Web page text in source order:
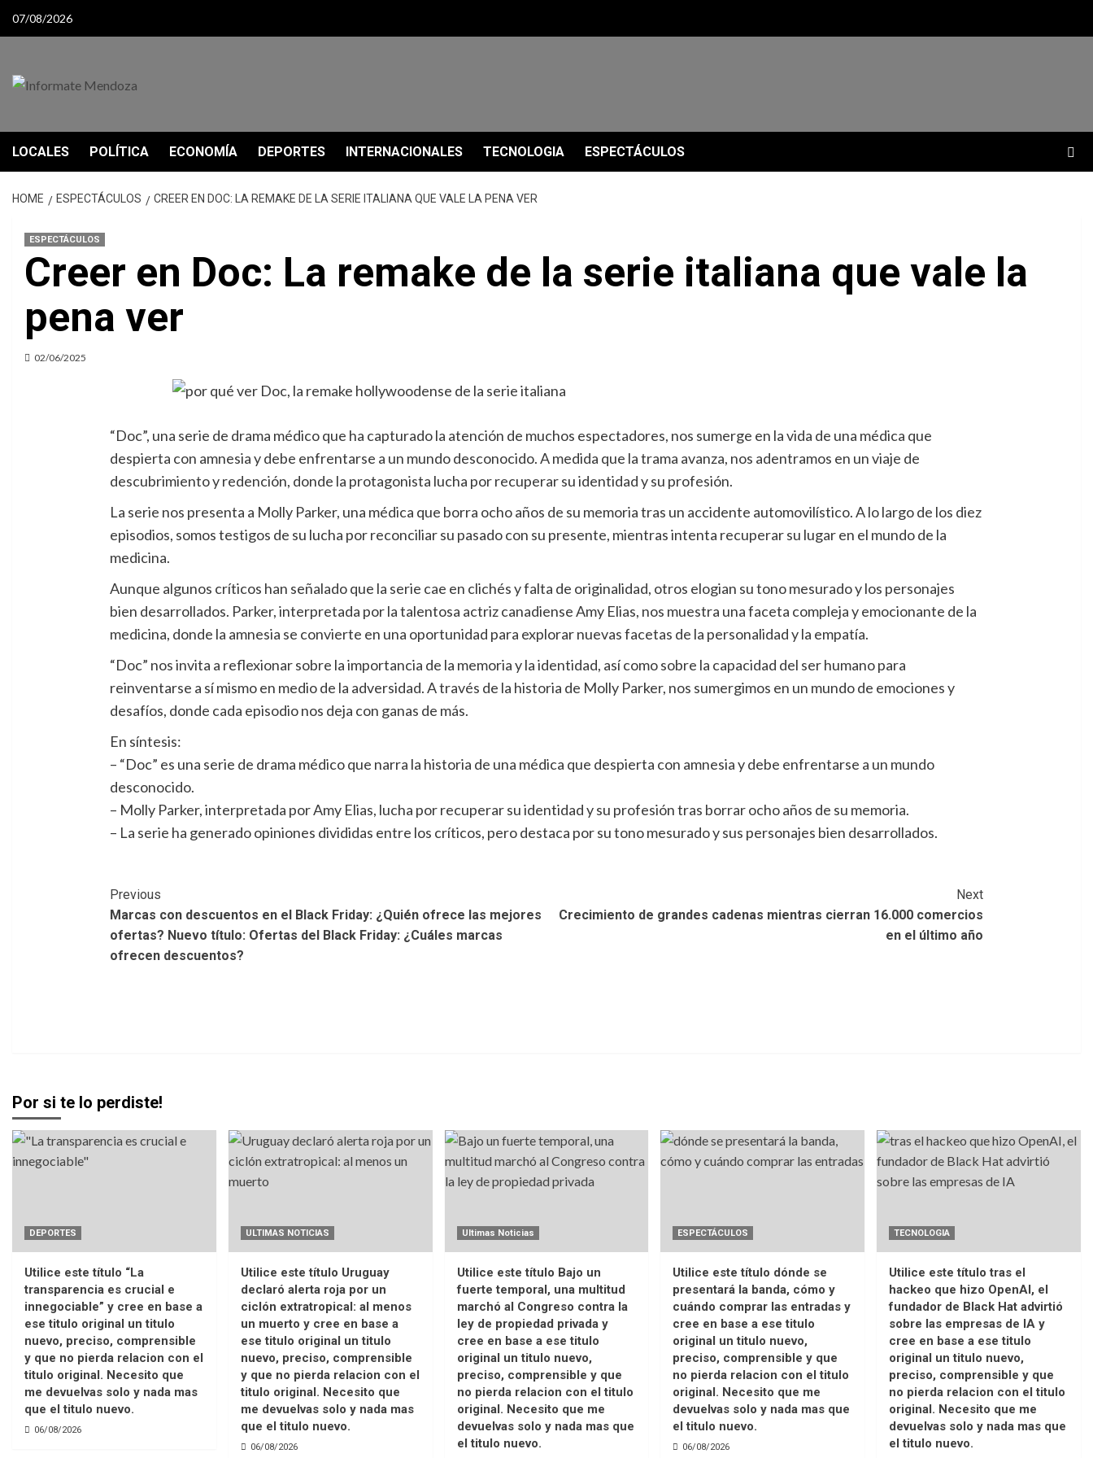
07/08/2026
LOCALES POLÍTICA ECONOMÍA DEPORTES INTERNACIONALES TECNOLOGIA ESPECTÁCULOS
HOME ESPECTÁCULOS CREER EN DOC: LA REMAKE DE LA SERIE ITALIANA QUE VALE LA PENA VER
ESPECTÁCULOS
Creer en Doc: La remake de la serie italiana que vale la
pena ver
02/06/2025
“Doc”, una serie de drama médico que ha capturado la atención de muchos espectadores, nos sumerge en la vida de una médica que
despierta con amnesia y debe enfrentarse a un mundo desconocido. A medida que la trama avanza, nos adentramos en un viaje de
descubrimiento y redención, donde la protagonista lucha por recuperar su identidad y su profesión.
La serie nos presenta a Molly Parker, una médica que borra ocho años de su memoria tras un accidente automovilístico. A lo largo de los diez
episodios, somos testigos de su lucha por reconciliar su pasado con su presente, mientras intenta recuperar su lugar en el mundo de la
medicina.
Aunque algunos críticos han señalado que la serie cae en clichés y falta de originalidad, otros elogian su tono mesurado y los personajes
bien desarrollados. Parker, interpretada por la talentosa actriz canadiense Amy Elias, nos muestra una faceta compleja y emocionante de la
medicina, donde la amnesia se convierte en una oportunidad para explorar nuevas facetas de la personalidad y la empatía.
“Doc” nos invita a reflexionar sobre la importancia de la memoria y la identidad, así como sobre la capacidad del ser humano para
reinventarse a sí mismo en medio de la adversidad. A través de la historia de Molly Parker, nos sumergimos en un mundo de emociones y
desafíos, donde cada episodio nos deja con ganas de más.
En síntesis:
– “Doc” es una serie de drama médico que narra la historia de una médica que despierta con amnesia y debe enfrentarse a un mundo
desconocido.
– Molly Parker, interpretada por Amy Elias, lucha por recuperar su identidad y su profesión tras borrar ocho años de su memoria.
– La serie ha generado opiniones divididas entre los críticos, pero destaca por su tono mesurado y sus personajes bien desarrollados.
Post
Navigation
Previous
Marcas con descuentos en el Black Friday: ¿Quién ofrece las mejores
ofertas? Nuevo título: Ofertas del Black Friday: ¿Cuáles marcas
ofrecen descuentos?
Next
Crecimiento de grandes cadenas mientras cierran 16.000 comercios
en el último año
Por si te lo perdiste!
DEPORTES
Utilice este título “La
transparencia es crucial e
innegociable” y cree en base a
ese titulo original un titulo
nuevo, preciso, comprensible
y que no pierda relacion con el
titulo original. Necesito que
me devuelvas solo y nada mas
que el titulo nuevo.
06/08/2026
ULTIMAS NOTICIAS
Utilice este título Uruguay
declaró alerta roja por un
ciclón extratropical: al menos
un muerto y cree en base a
ese titulo original un titulo
nuevo, preciso, comprensible
y que no pierda relacion con el
titulo original. Necesito que
me devuelvas solo y nada mas
que el titulo nuevo.
06/08/2026
Ultimas Noticias
Utilice este título Bajo un
fuerte temporal, una multitud
marchó al Congreso contra la
ley de propiedad privada y
cree en base a ese titulo
original un titulo nuevo,
preciso, comprensible y que
no pierda relacion con el titulo
original. Necesito que me
devuelvas solo y nada mas que
el titulo nuevo.
ESPECTÁCULOS
Utilice este título dónde se
presentará la banda, cómo y
cuándo comprar las entradas y
cree en base a ese titulo
original un titulo nuevo,
preciso, comprensible y que
no pierda relacion con el titulo
original. Necesito que me
devuelvas solo y nada mas que
el titulo nuevo.
06/08/2026
TECNOLOGIA
Utilice este título tras el
hackeo que hizo OpenAI, el
fundador de Black Hat advirtió
sobre las empresas de IA y
cree en base a ese titulo
original un titulo nuevo,
preciso, comprensible y que
no pierda relacion con el titulo
original. Necesito que me
devuelvas solo y nada mas que
el titulo nuevo.